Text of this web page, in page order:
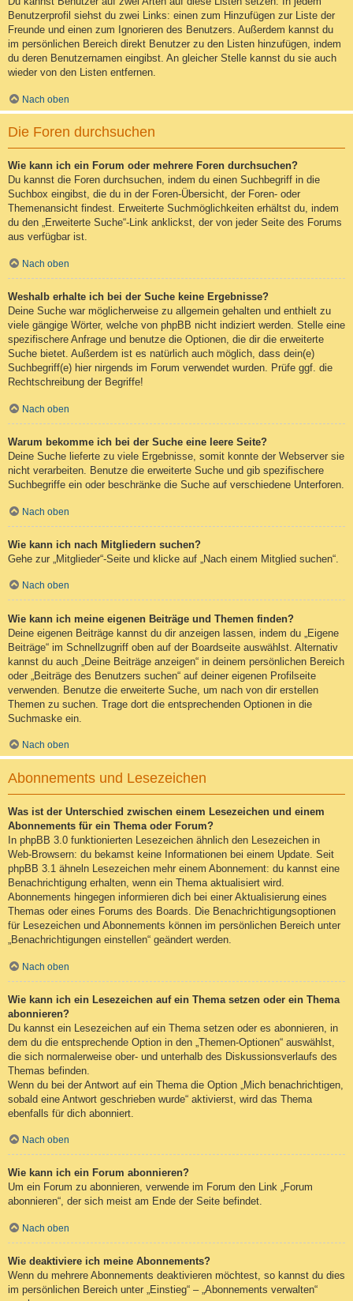
Benutzerprofil siehst du zwei Links: einen zum Hinzufügen zur Liste der
Freunde und einen zum Ignorieren des Benutzers. Außerdem kannst du
im persönlichen Bereich direkt Benutzer zu den Listen hinzufügen, indem
du deren Benutzernamen eingibst. An gleicher Stelle kannst du sie auch
wieder von den Listen entfernen.
Nach oben
Die Foren durchsuchen
Wie kann ich ein Forum oder mehrere Foren durchsuchen?
Du kannst die Foren durchsuchen, indem du einen Suchbegriff in die
Suchbox eingibst, die du in der Foren-Übersicht, der Foren- oder
Themenansicht findest. Erweiterte Suchmöglichkeiten erhältst du, indem
du den „Erweiterte Suche“-Link anklickst, der von jeder Seite des Forums
aus verfügbar ist.
Nach oben
Weshalb erhalte ich bei der Suche keine Ergebnisse?
Deine Suche war möglicherweise zu allgemein gehalten und enthielt zu
viele gängige Wörter, welche von phpBB nicht indiziert werden. Stelle eine
spezifischere Anfrage und benutze die Optionen, die dir die erweiterte
Suche bietet. Außerdem ist es natürlich auch möglich, dass dein(e)
Suchbegriff(e) hier nirgends im Forum verwendet wurden. Prüfe ggf. die
Rechtschreibung der Begriffe!
Nach oben
Warum bekomme ich bei der Suche eine leere Seite?
Deine Suche lieferte zu viele Ergebnisse, somit konnte der Webserver sie
nicht verarbeiten. Benutze die erweiterte Suche und gib spezifischere
Suchbegriffe ein oder beschränke die Suche auf verschiedene Unterforen.
Nach oben
Wie kann ich nach Mitgliedern suchen?
Gehe zur „Mitglieder“-Seite und klicke auf „Nach einem Mitglied suchen“.
Nach oben
Wie kann ich meine eigenen Beiträge und Themen finden?
Deine eigenen Beiträge kannst du dir anzeigen lassen, indem du „Eigene
Beiträge“ im Schnellzugriff oben auf der Boardseite auswählst. Alternativ
kannst du auch „Deine Beiträge anzeigen“ in deinem persönlichen Bereich
oder „Beiträge des Benutzers suchen“ auf deiner eigenen Profilseite
verwenden. Benutze die erweiterte Suche, um nach von dir erstellen
Themen zu suchen. Trage dort die entsprechenden Optionen in die
Suchmaske ein.
Nach oben
Abonnements und Lesezeichen
Was ist der Unterschied zwischen einem Lesezeichen und einem
Abonnements für ein Thema oder Forum?
In phpBB 3.0 funktionierten Lesezeichen ähnlich den Lesezeichen in
Web-Browsern: du bekamst keine Informationen bei einem Update. Seit
phpBB 3.1 ähneln Lesezeichen mehr einem Abonnement: du kannst eine
Benachrichtigung erhalten, wenn ein Thema aktualisiert wird.
Abonnements hingegen informieren dich bei einer Aktualisierung eines
Themas oder eines Forums des Boards. Die Benachrichtigungsoptionen
für Lesezeichen und Abonnements können im persönlichen Bereich unter
„Benachrichtigungen einstellen“ geändert werden.
Nach oben
Wie kann ich ein Lesezeichen auf ein Thema setzen oder ein Thema
abonnieren?
Du kannst ein Lesezeichen auf ein Thema setzen oder es abonnieren, in
dem du die entsprechende Option in den „Themen-Optionen“ auswählst,
die sich normalerweise ober- und unterhalb des Diskussionsverlaufs des
Themas befinden.
Wenn du bei der Antwort auf ein Thema die Option „Mich benachrichtigen,
sobald eine Antwort geschrieben wurde“ aktivierst, wird das Thema
ebenfalls für dich abonniert.
Nach oben
Wie kann ich ein Forum abonnieren?
Um ein Forum zu abonnieren, verwende im Forum den Link „Forum
abonnieren“, der sich meist am Ende der Seite befindet.
Nach oben
Wie deaktiviere ich meine Abonnements?
Wenn du mehrere Abonnements deaktivieren möchtest, so kannst du dies
im persönlichen Bereich unter „Einstieg“ – „Abonnements verwalten“